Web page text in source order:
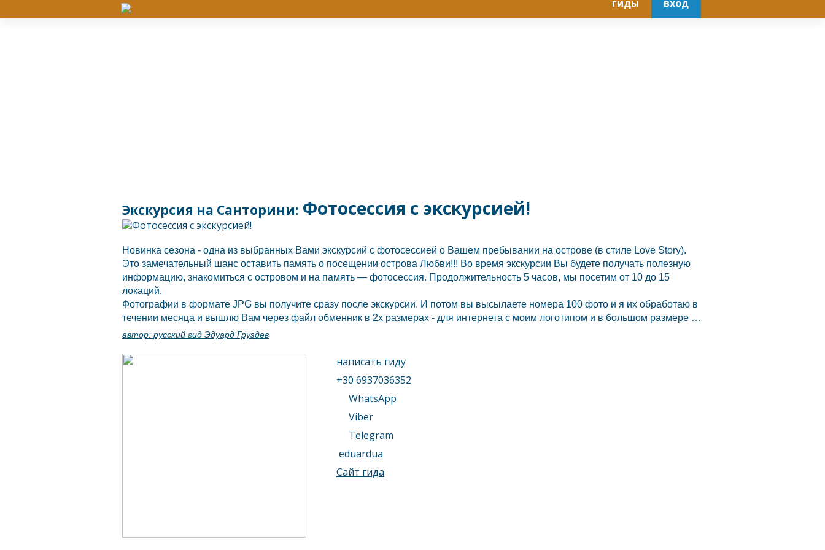
гиды вход
Экскурсия на Санторини: Фотосессия с экскурсией!
Новинка сезона - одна из выбранных Вами экскурсий с фотосессией о Вашем пребывании на острове (в стиле Love Story).
Это замечательный шанс оставить память о посещении острова Любви!!! Во время экскурсии Вы будете получать полезную
информацию, знакомиться с островом и на память — фотосессия. Продолжительность 5 часов, мы посетим от 10 до 15
локаций.
Фотографии в формате JPG вы получите сразу после экскурсии. И потом вы высылаете номера 100 фото и я их обработаю в
течении месяца и вышлю Вам через файл обменник в 2х размерах - для интернета с моим логотипом и в большом размере …
автор: русский гид Эдуард Груздев
написать гиду
+30 6937036352
WhatsApp
Viber
Telegram
eduardua
Сайт гида